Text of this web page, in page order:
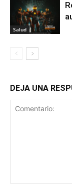
Salud
DEJA UNA